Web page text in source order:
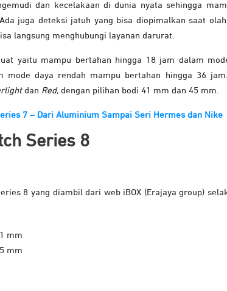
dan kecelakaan di dunia nyata sehingga
juga deteksi jatuh yang bisa diopimalkan saat
langsung menghubungi layanan darurat.
yaitu mampu bertahan hingga 18 jam dalam
mode daya rendah mampu bertahan hingga 36
dan Red, dengan pilihan bodi 41 mm dan 45 mm.
7 – Dari Aluminium Sampai Seri Hermes dan Nike
Series 8
8 yang diambil dari web iBOX (Erajaya group)
mm
mm